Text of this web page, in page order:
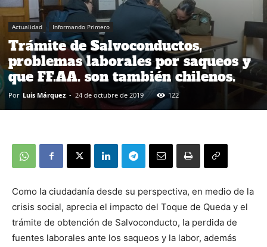
Actualidad Informando Primero
Trámite de Salvoconductos,
problemas laborales por saqueos y
que FF.AA. son también chilenos.
Por Luis Márquez - 24 de octubre de 2019 122
Como la ciudadanía desde su perspectiva, en medio de la
crisis social, aprecia el impacto del Toque de Queda y el
trámite de obtención de Salvoconducto, la perdida de
fuentes laborales ante los saqueos y la labor, además